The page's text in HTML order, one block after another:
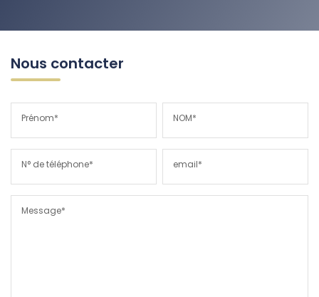
Nous contacter
Prénom* NOM*
N° de téléphone* email*
Message*